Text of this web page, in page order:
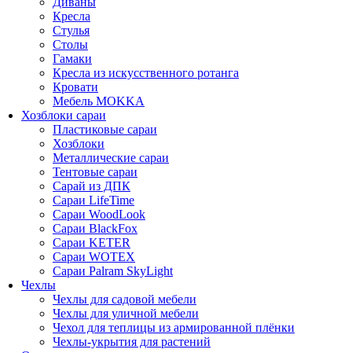
Кресла
Стулья
Столы
Гамаки
Кресла из искусственного ротанга
Кровати
Мебель MOKKA
Хозблоки сараи
Пластиковые сараи
Хозблоки
Металлические сараи
Тентовые сараи
Сарай из ДПК
Cараи LifeTime
Cараи WoodLook
Сараи BlackFox
Сараи KETER
Сараи WOTEX
Сараи Palram SkyLight
Чехлы
Чехлы для садовой мебели
Чехлы для уличной мебели
Чехол для теплицы из армированной плёнки
Чехлы-укрытия для растений